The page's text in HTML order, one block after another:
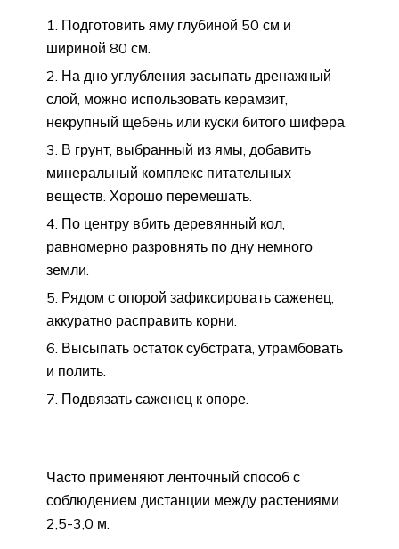
Подготовить яму глубиной 50 см и
шириной 80 см.
На дно углубления засыпать дренажный
слой, можно использовать керамзит,
некрупный щебень или куски битого шифера.
В грунт, выбранный из ямы, добавить
минеральный комплекс питательных
веществ. Хорошо перемешать.
По центру вбить деревянный кол,
равномерно разровнять по дну немного
земли.
Рядом с опорой зафиксировать саженец,
аккуратно расправить корни.
Высыпать остаток субстрата, утрамбовать
и полить.
Подвязать саженец к опоре.
Часто применяют ленточный способ с
соблюдением дистанции между растениями
2,5-3,0 м.